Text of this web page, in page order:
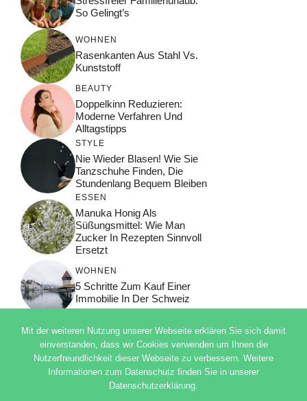
So Gelingt’s
WOHNEN
Rasenkanten Aus Stahl Vs.
Kunststoff
BEAUTY
Doppelkinn Reduzieren:
Moderne Verfahren Und
Alltagstipps
STYLE
Nie Wieder Blasen! Wie Sie
Tanzschuhe Finden, Die
Stundenlang Bequem Bleiben
ESSEN
Manuka Honig Als
Süßungsmittel: Wie Man
Zucker In Rezepten Sinnvoll
Ersetzt
WOHNEN
5 Schritte Zum Kauf Einer
Immobilie In Der Schweiz
© 2026 ADSIMPLE
DATENSCHUTZERKLÄRUNG
Mit der weiteren Nutzung unserer Webseite erklären Sie sich damit
einverstanden, dass wir Cookies verwenden um Ihnen die
Nutzerfreundlichkeit dieser Webseite zu verbessern. Weitere
Informationen zum Datenschutz finden Sie in unserer
Datenschutzerklärung.